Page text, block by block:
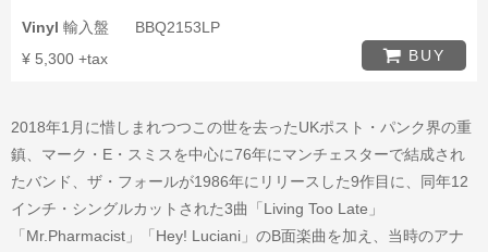
Vinyl 輸入盤
BBQ2153LP
¥ 5,300 +tax
BUY
2018年1月に惜しまれつつこの世を去ったUKポスト・パンク界の重
鎮、マーク・E・スミスを中心に76年にマンチェスターで結成され
たバンド、ザ・フォールが1986年にリリースした9作目に、同年12
インチ・シングルカットされた3曲「Living Too Late」
「Mr.Pharmacist」「Hey! Luciani」のB面楽曲を加え、当時のアナ